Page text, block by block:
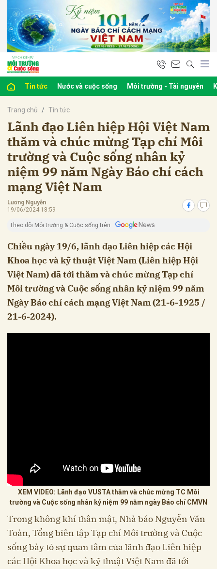
Tin tức Nước và cuộc sống Môi trường - Tài nguyên
Trang chủ Tin tức
Lãnh đạo Liên hiệp Hội Việt Nam
thăm và chúc mừng Tạp chí Môi
trường và Cuộc sống nhân kỷ
niệm 99 năm Ngày Báo chí cách
mạng Việt Nam
Lương Nguyễn
19/06/2024 18:59
Theo dõi Môi trường & Cuộc sống trên
Chiều ngày 19/6, lãnh đạo Liên hiệp các Hội
Khoa học và kỹ thuật Việt Nam (Liên hiệp Hội
Việt Nam) đã tới thăm và chúc mừng Tạp chí
Môi trường và Cuộc sống nhân kỷ niệm 99 năm
Ngày Báo chí cách mạng Việt Nam (21-6-1925 /
21-6-2024).
XEM VIDEO: Lãnh đạo VUSTA thăm và chúc mừng TC Môi
trường và Cuộc sống nhân kỷ niệm 99 năm ngày Báo chí CMVN
Trong không khí thân mật, Nhà báo Nguyễn Văn
Toàn, Tổng biên tập Tạp chí Môi trường và Cuộc
sống bày tỏ sự quan tâm của lãnh đạo Liên hiệp
các Hội Khoa học và kỹ thuật Việt Nam đã tới
luận
Hủy